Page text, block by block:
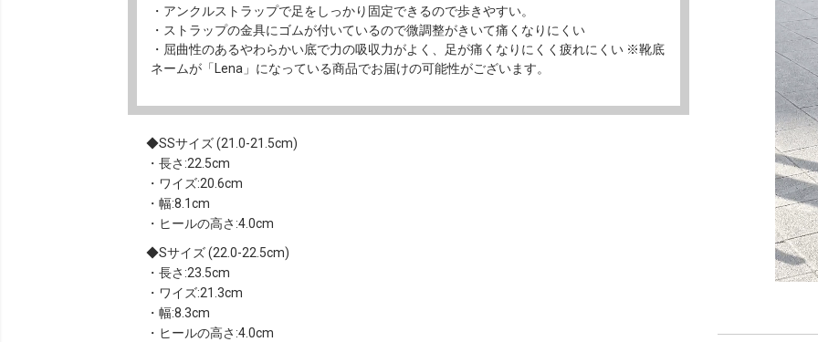
・アンクルストラップで足をしっかり固定できるので歩きやすい。
・ストラップの金具にゴムが付いているので微調整がきいて痛くなりにくい
・屈曲性のあるやわらかい底で力の吸収力がよく、足が痛くなりにくく疲れにくい ※靴底
ネームが「Lena」になっている商品でお届けの可能性がございます。
SSサイズ (21.0-21.5cm)
・長さ:22.5cm
・ワイズ:20.6cm
・幅:8.1cm
・ヒールの高さ:4.0cm
Sサイズ (22.0-22.5cm)
・長さ:23.5cm
・ワイズ:21.3cm
・幅:8.3cm
・ヒールの高さ:4.0cm